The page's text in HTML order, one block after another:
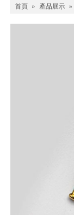
首頁 » 產品展示 »